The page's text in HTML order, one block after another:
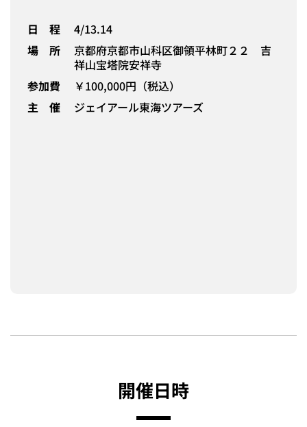
日 程
4/13.14
場 所
京都府京都市山科区御領平林町２２ 吉
祥山宝塔院安祥寺
参加費
￥100,000円（税込）
主 催
ジェイアール東海ツアーズ
開催日時